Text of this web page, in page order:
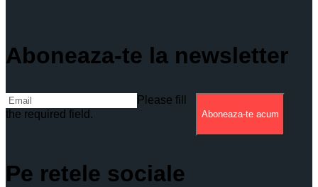
Aboneaza-te la newsletter
Please fill
the required field.
Aboneaza-te acum
Pe retele sociale